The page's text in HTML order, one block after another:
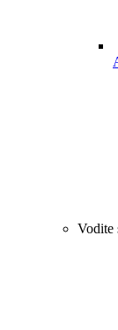
Vodite